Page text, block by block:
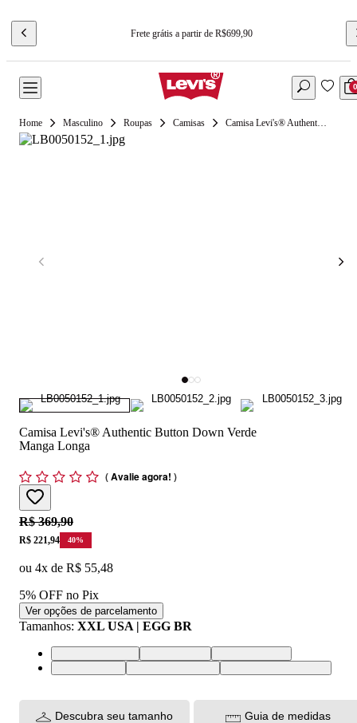
Frete grátis a partir de R$699,90
0
Masculino Roupas Camisas Camisa Levi's® Authentic Button Down Verde Manga Longa
Camisa Levi's® Authentic Button Down Verde
Manga Longa
(Avalie agora! )
Original price:
R$ 369,90
Price:
R$ 221,94 40%
ou 4x de R$ 55,48
5% OFF no Pix
Ver opções de parcelamento
Tamanhos: XXL USA | EGG BR
XS USA | PP BRS USA | P BRM USA | M BR
L USA | G BRXL USA | GG BRXXL USA | EGG BR
Descubra seu tamanho Guia de medidas